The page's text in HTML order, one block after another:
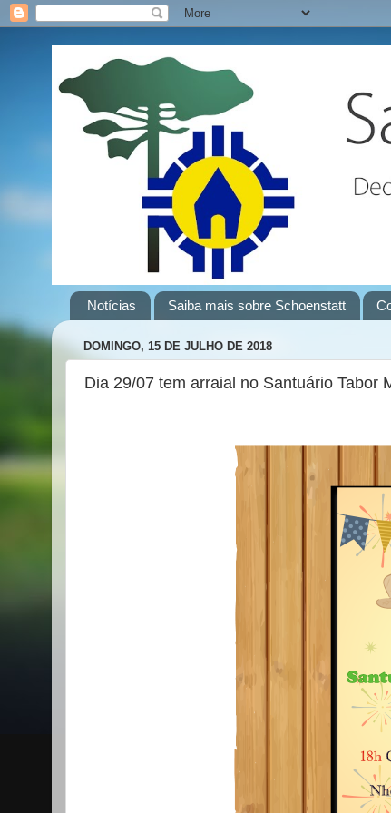
Notícias Saiba mais sobre Schoenstatt
DOMINGO, 15 DE JULHO DE 2018
Dia 29/07 tem arraial no Santuário Tabor